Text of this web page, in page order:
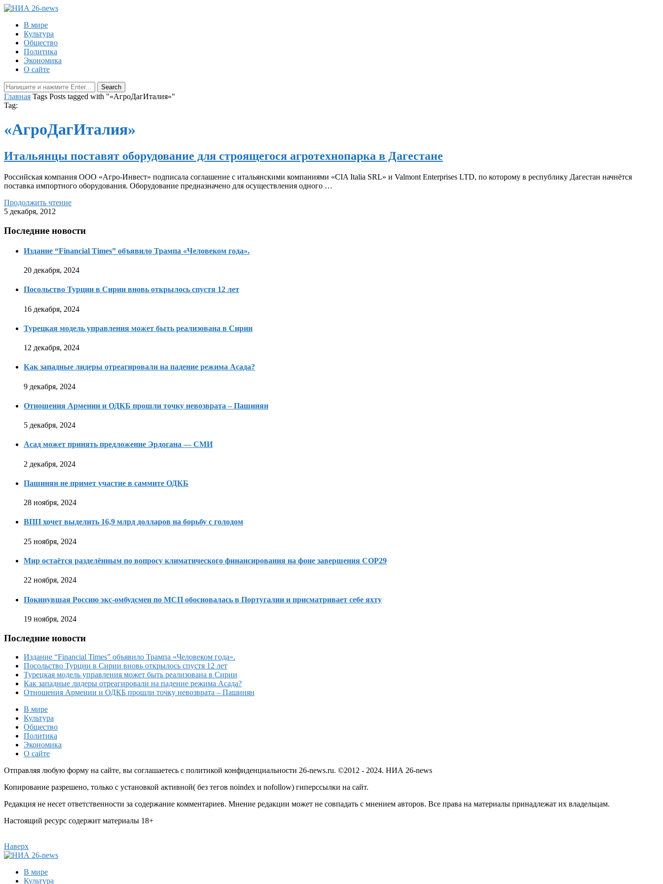
В мире
Культура
Общество
Политика
Экономика
О сайте
Главная Tags Posts tagged with "«АгроДагИталия»"
Tag:
«АгроДагИталия»
Итальянцы поставят оборудование для строящегося агротехнопарка в Дагестане
Российская компания ООО «Агро-Инвест» подписала соглашение с итальянскими компаниями «CIA Italia SRL» и Valmont Enterprises LTD, по которому в республику Дагестан начнётся
поставка импортного оборудования. Оборудование предназначено для осуществления одного …
Продолжить чтение
5 декабря, 2012
Последние новости
Издание “Financial Times” объявило Трампа «Человеком года».
20 декабря, 2024
Посольство Турции в Сирии вновь открылось спустя 12 лет
16 декабря, 2024
Турецкая модель управления может быть реализована в Сирии
12 декабря, 2024
Как западные лидеры отреагировали на падение режима Асада?
9 декабря, 2024
Отношения Армении и ОДКБ прошли точку невозврата – Пашинян
5 декабря, 2024
Асад может принять предложение Эрдогана — СМИ
2 декабря, 2024
Пашинян не примет участие в саммите ОДКБ
28 ноября, 2024
ВПП хочет выделить 16,9 млрд долларов на борьбу с голодом
25 ноября, 2024
Мир остаётся разделённым по вопросу климатического финансирования на фоне завершения COP29
22 ноября, 2024
Покинувшая Россию экс-омбудсмен по МСП обосновалась в Португалии и присматривает себе яхту
19 ноября, 2024
Последние новости
Издание “Financial Times” объявило Трампа «Человеком года».
Посольство Турции в Сирии вновь открылось спустя 12 лет
Турецкая модель управления может быть реализована в Сирии
Как западные лидеры отреагировали на падение режима Асада?
Отношения Армении и ОДКБ прошли точку невозврата – Пашинян
В мире
Культура
Общество
Политика
Экономика
О сайте
Отправляя любую форму на сайте, вы соглашаетесь с политикой конфиденциальности 26-news.ru. ©2012 - 2024. НИА 26-news
Копирование разрешено, только с установкой активной( без тегов noindex и nofollow) гиперссылки на сайт.
Редакция не несет ответственности за содержание комментариев. Мнение редакции может не совпадать с мнением авторов. Все права на материалы принадлежат их владельцам.
Настоящий ресурс содержит материалы 18+
Наверх
В мире
Культура